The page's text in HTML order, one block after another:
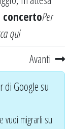
Per
qui
Avanti
di Google su
vuoi migrarli su